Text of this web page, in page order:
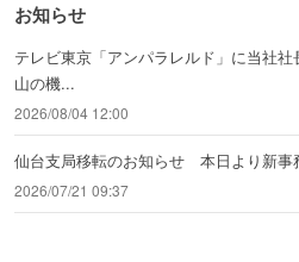
お知らせ
テレビ東京「アンパラレルド」に当社
山の機...
2026/08/04 12:00
仙台支局移転のお知らせ 本日より新事
2026/07/21 09:37